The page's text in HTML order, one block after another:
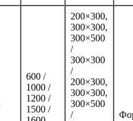
600 /
1000 /
1200 /
1500 /
200×300,
300×300,
300×500
/
300×300
/
200×300,
300×300,
300×500
/